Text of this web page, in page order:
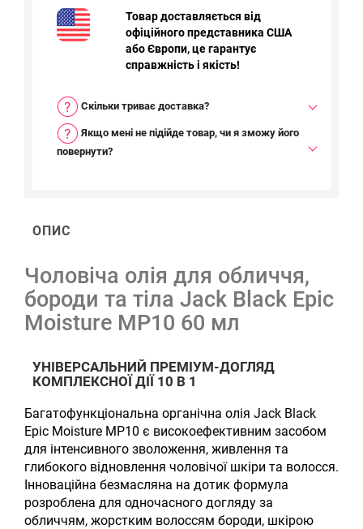
Товар доставляється від
офіційного представника США
або Європи, це гарантує
справжність і якість!
Скільки триває доставка?
Якщо мені не підійде товар, чи я зможу його
повернути?
ОПИС
Чоловіча олія для обличчя,
бороди та тіла Jack Black Epic
Moisture MP10 60 мл
УНІВЕРСАЛЬНИЙ ПРЕМІУМ-ДОГЛЯД
КОМПЛЕКСНОЇ ДІЇ 10 В 1
Багатофункціональна органічна олія Jack Black
Epic Moisture MP10 є високоефективним засобом
для інтенсивного зволоження, живлення та
глибокого відновлення чоловічої шкіри та волосся.
Інноваційна безмасляна на дотик формула
розроблена для одночасного догляду за
обличчям, жорстким волоссям бороди, шкірою